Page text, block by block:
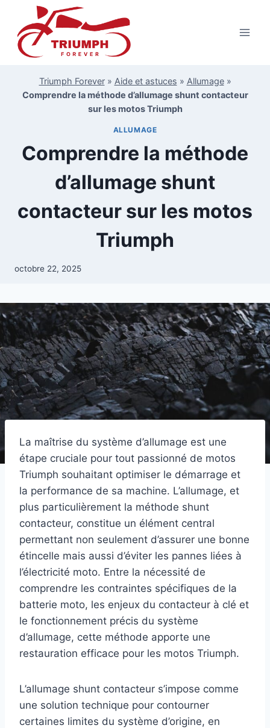
contenu
Triumph Forever» Aide et astuces » Allumage»
Comprendre la méthode d’allumage shunt contacteur
sur les motos Triumph
ALLUMAGE
Comprendre la méthode
d’allumage shunt
contacteur sur les motos
Triumph
octobre 22, 2025
La maîtrise du système d’allumage est une
étape cruciale pour tout passionné de motos
Triumph souhaitant optimiser le démarrage et
la performance de sa machine. L’allumage, et
plus particulièrement la méthode shunt
contacteur, constitue un élément central
permettant non seulement d’assurer une bonne
étincelle mais aussi d’éviter les pannes liées à
l’électricité moto. Entre la nécessité de
comprendre les contraintes spécifiques de la
batterie moto, les enjeux du contacteur à clé et
le fonctionnement précis du système
d’allumage, cette méthode apporte une
restauration efficace pour les motos Triumph.
L’allumage shunt contacteur s’impose comme
une solution technique pour contourner
certaines limites du système d’origine, en